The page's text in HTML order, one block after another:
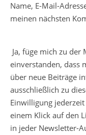
Name, E-Mail-
meinen nächsten
Ja, füge mich zu
einverstanden, dass
über neue Beiträge
ausschließlich zu
Einwilligung
einem Klick auf den
in jeder Newsletter-